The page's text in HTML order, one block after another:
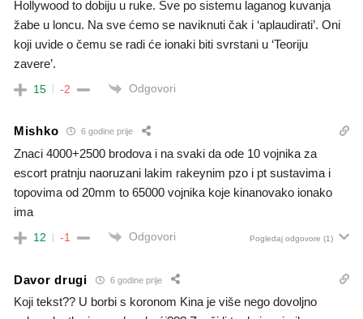
Hollywood to dobiju u ruke. Sve po sistemu laganog kuvanja
žabe u loncu. Na sve ćemo se naviknuti čak i ‘aplaudirati’. Oni
koji uvide o čemu se radi će ionaki biti svrstani u ‘Teoriju
zavere’.
15 -2 Odgovori
Mishko 6 godine prije
Znaci 4000+2500 brodova i na svaki da ode 10 vojnika za
escort pratnju naoruzani lakim rakeynim pzo i pt sustavima i
topovima od 20mm to 65000 vojnika koje kinanovako ionako
ima
12 -1 Odgovori Pogledaj odgovore (1)
Davor drugi 6 godine prije
Koji tekst?? U borbi s koronom Kina je više nego dovoljno